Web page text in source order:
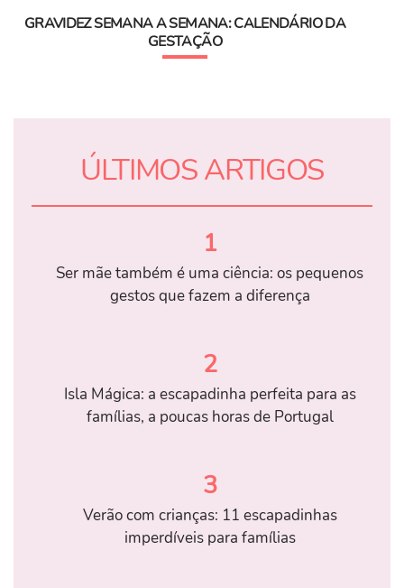
GRAVIDEZ SEMANA A SEMANA: CALENDÁRIO DA
GESTAÇÃO
ÚLTIMOS ARTIGOS
1
Ser mãe também é uma ciência: os pequenos
gestos que fazem a diferença
2
Isla Mágica: a escapadinha perfeita para as
famílias, a poucas horas de Portugal
3
Verão com crianças: 11 escapadinhas
imperdíveis para famílias